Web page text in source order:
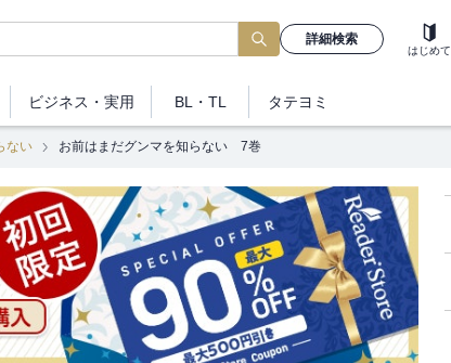
詳細検索
はじめて
ビジネス ・実用 BL・TL タテヨミ
ない お前はまだグンマを知らない 7巻